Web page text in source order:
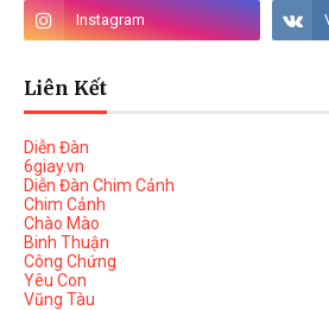
Liên Kết
Diễn Đàn
6giay.vn
Diễn Đàn Chim Cảnh
Chim Cảnh
Chào Mào
Binh Thuận
Công Chứng
Yêu Con
Vũng Tàu